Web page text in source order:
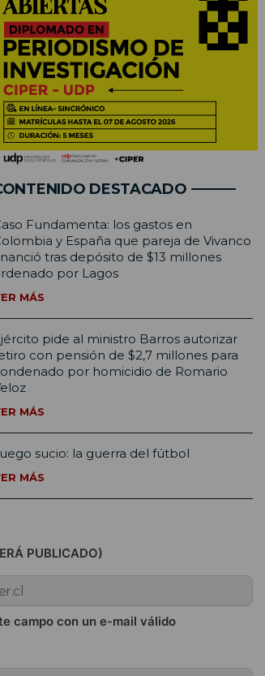
DESTACADO
Fundamenta: los gastos en
y España que pareja de Vivanco
tras depósito de $13 millones
por Lagos
MÁS
pide al ministro Barros autorizar
con pensión de $2,7 millones para
por homicidio de Romario
MÁS
sucio: la guerra del fútbol
MÁS
PUBLICADO)
campo con un e-mail válido